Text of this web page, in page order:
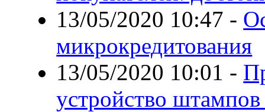
13/05/2020 10:47 -
микрокредитования
13/05/2020 10:01 -
устройство штампов